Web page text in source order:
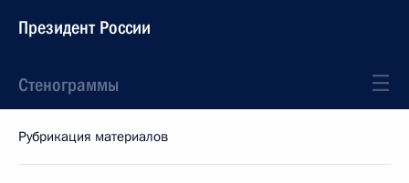
Президент России
Стенограммы
Рубрикация материалов